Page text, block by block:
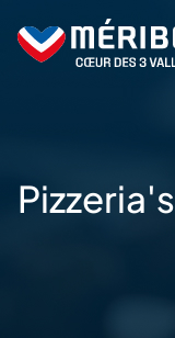
content
Pizzeria's